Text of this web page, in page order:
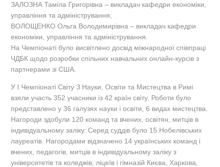
ЗАЛОЗНА Таміла Григорівна – викладач кафедри економіки,
управління та адміністрування;
ВОЛОЩЕНКО Ольга Володимирівна – викладач кафедри
економіки, управління та адміністрування.
На Чемпіонаті було висвітлено досвід міжнародної співпраці
ЧДБК щодо розробки спільних навчальних онлайн-курсів з
партнерами зі США.
У І Чемпіонаті Світу З Науки, Освіти та Мистецтва в Римі
взяли участь 352 учасники із 42 країн світу. Роботи було
представлено у 36 галузях науки і освіти, 6 видах мистецтва.
Нагороди здобули 120 команд та вчених, освітян, митців в
індивідуальному заліку. Серед суддів було 15 Нобелівських
лауреатів. Нагородами відзначено 14 українських команд і
вчених, педагогів, митців в індивідуальному заліку з
університетів та коледжів, ліцеїв і гімназій Києва, Харкова,